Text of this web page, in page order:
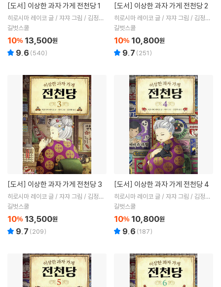
[도서] 이상한 과자 가게 전천당 1
히로시마 레이코 글 / 쟈쟈 그림 / 김정화
역
길벗스쿨
10% 13,500원
9.6 (540)
[도서] 이상한 과자 가게 전천당 2
히로시마 레이코 글 / 쟈쟈 그림 / 김정화
역
길벗스쿨
10% 10,800원
9.7 (251)
[도서] 이상한 과자 가게 전천당 3
히로시마 레이코 글 / 쟈쟈 그림 / 김정화
역
길벗스쿨
10% 13,500원
9.7 (209)
[도서] 이상한 과자 가게 전천당 4
히로시마 레이코 글 / 쟈쟈 그림 / 김정화
역
길벗스쿨
10% 10,800원
9.6 (187)